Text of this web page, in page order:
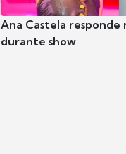
Ana Castela responde
durante show